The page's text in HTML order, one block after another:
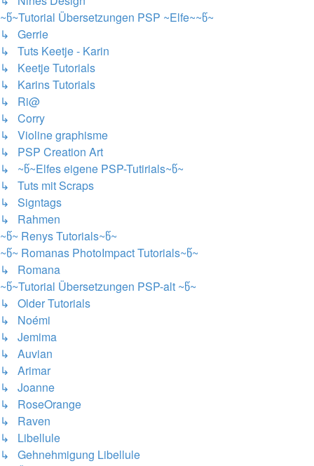
~წ~Tutorial Übersetzungen PSP ~Elfe~~წ~
↳ Gerrie
↳ Tuts Keetje - Karin
↳ Keetje Tutorials
↳ Karins Tutorials
↳ Ri@
↳ Corry
↳ Violine graphisme
↳ PSP Creation Art
↳ ~წ~Elfes eigene PSP-Tutirials~წ~
↳ Tuts mit Scraps
↳ Signtags
↳ Rahmen
~წ~ Renys Tutorials~წ~
~წ~ Romanas PhotoImpact Tutorials~წ~
↳ Romana
~წ~Tutorial Übersetzungen PSP-alt ~წ~
↳ Older Tutorials
↳ Noémi
↳ Jemima
↳ Auvian
↳ Arimar
↳ Joanne
↳ RoseOrange
↳ Raven
↳ Libellule
↳ Gehnehmigung Libellule